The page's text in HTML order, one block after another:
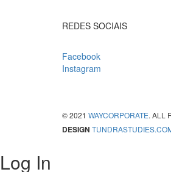
REDES SOCIAIS
Facebook
Instagram
© 2021 WAYCORPORATE. ALL
DESIGN
Log In